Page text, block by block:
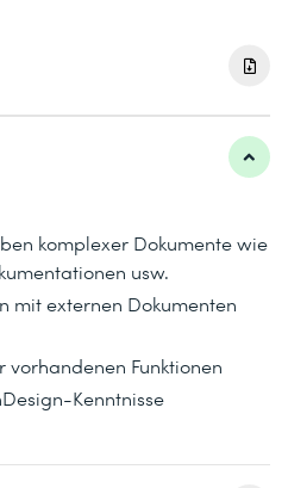
komplexer Dokumente wie
usw.
mit externen Dokumenten
vorhandenen Funktionen
Kenntnisse